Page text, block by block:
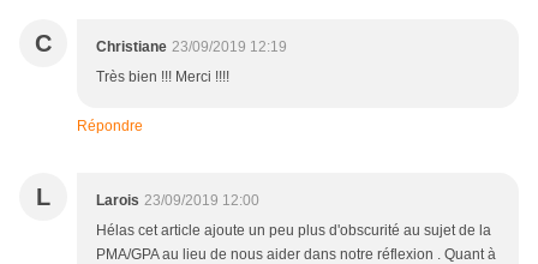
C Christiane 23/09/2019 12:19
Très bien !!! Merci !!!!
Répondre
L Larois 23/09/2019 12:00
Hélas cet article ajoute un peu plus d'obscurité au sujet de la
PMA/GPA au lieu de nous aider dans notre réflexion . Quant à